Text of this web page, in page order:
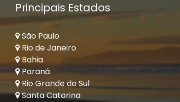
Principais Estados
São Paulo
Rio de Janeiro
Bahia
Paraná
Rio Grande do Sul
Santa Catarina